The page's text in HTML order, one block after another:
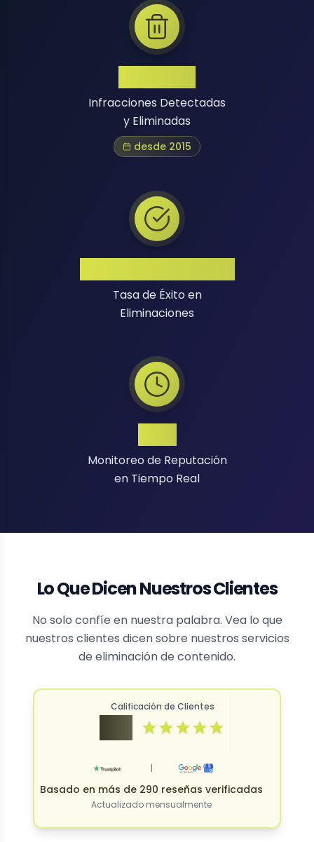
Infracciones Detectadas
y Eliminadas
desde 2015
Tasa de Éxito en
Eliminaciones
Monitoreo de Reputación
en Tiempo Real
Lo Que Dicen Nuestros Clientes
No solo confíe en nuestra palabra. Vea lo que
nuestros clientes dicen sobre nuestros servicios
de eliminación de contenido.
Calificación de Clientes
|
Basado en más de 290 reseñas verificadas
Actualizado mensualmente